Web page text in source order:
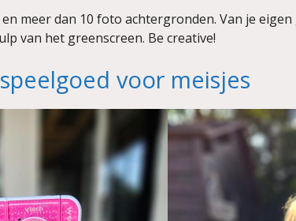
meer dan 10 foto achtergronden. Van je
van het greenscreen. Be creative!
voor meisjes